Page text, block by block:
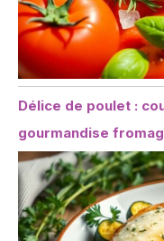
Délice de poulet :
gourmandise